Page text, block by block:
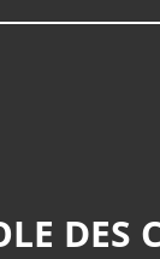
DES